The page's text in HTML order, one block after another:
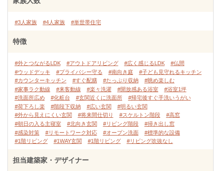
#3人家族 #4人家族 #単世帯住宅
特徴
#外とつながるLDK #アウトドアリビング #広く感じるLDK
#仏間
#ウッドデッキ
#プライバシー守る #南向き庭
#子ども見守れるキッチン
#カウンターキッチン
#すぐ配膳 #たっぷり収納
#眺め楽しむ
#家事ラク動線
#来客動線 #楽々洗濯 #開放感ある浴室
#浴室1坪
#洗面所広め
#化粧台 #玄関近くに洗面所
#帰宅後すぐ手洗いうがい
#荷下ろし楽
#階段下収納 #広い玄関
#明るい玄関
#外から見えにくい玄関
#将来間仕切り #スケルトン階段
#高窓
#朝日の入る主寝室
#北向き玄関 #リビング階段
#掃き出し窓
#感染対策
#リモートワーク対応 #オープン洗面
#標準的な設備
#1階リビング
#1WAY玄関 #1階リビング #リビング吹抜なし
担当建築家・デザイナー